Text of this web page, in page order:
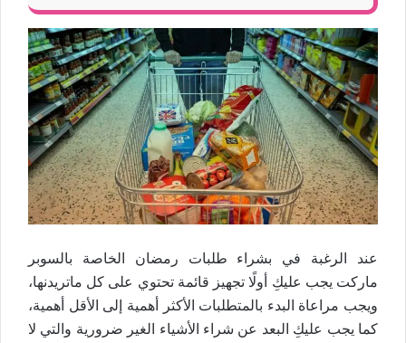
عند الرغبة في بشراء طلبات رمضان الخاصة بالسوبر
ماركت يجب عليكِ أولًا تجهيز قائمة تحتوي على كل ماتريدنها،
ويجب مراعاة البدء بالمتطلبات الأكثر أهمية إلى الأقل أهمية،
كما يجب عليكِ البعد عن شراء الأشياء الغير ضرورية والتي لا